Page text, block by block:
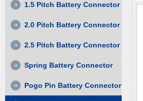
1.5 Pitch Battery Connector
2.0 Pitch Battery Connector
2.5 Pitch Battery Connector
Spring Battery Connector
Pogo Pin Battery Connector